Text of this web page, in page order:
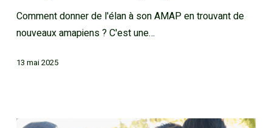
Comment donner de l'élan à son AMAP en trouvant de
nouveaux amapiens ? C'est une…
13 mai 2025